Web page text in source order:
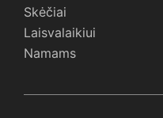
Skėčiai
Laisvalaikiui
Namams